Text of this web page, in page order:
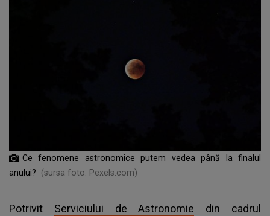
Ce fenomene astronomice putem vedea până la finalul
anului?
(sursa foto: Pexels.com)
Potrivit Serviciului de Astronomie din cadrul